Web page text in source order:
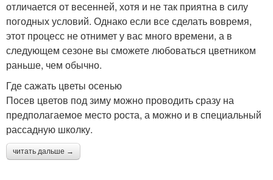
отличается от весенней, хотя и не так приятна в силу
погодных условий. Однако если все сделать вовремя,
этот процесс не отнимет у вас много времени, а в
следующем сезоне вы сможете любоваться цветником
раньше, чем обычно.
Где сажать цветы осенью
Посев цветов под зиму можно проводить сразу на
предполагаемое место роста, а можно и в специальный
рассадную школку.
читать дальше →